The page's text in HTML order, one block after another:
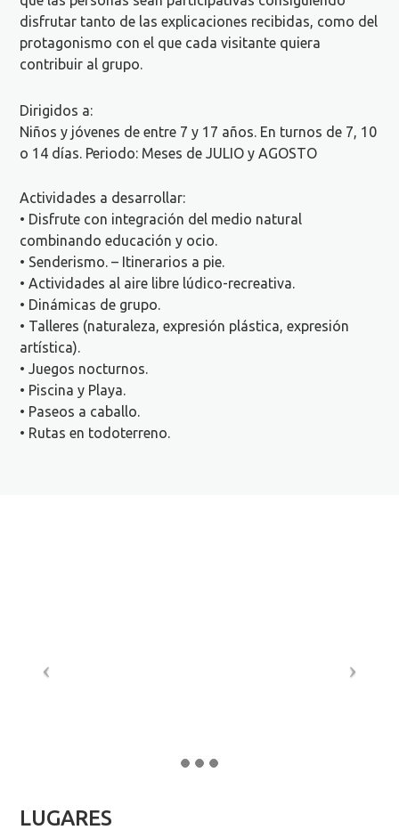
disfrutar tanto de las explicaciones recibidas, como del
protagonismo con el que cada visitante quiera
contribuir al grupo.
Dirigidos a:
Niños y jóvenes de entre 7 y 17 años. En turnos de 7, 10
o 14 días. Periodo: Meses de JULIO y AGOSTO
Actividades a desarrollar:
• Disfrute con integración del medio natural
combinando educación y ocio.
• Senderismo. – Itinerarios a pie.
• Actividades al aire libre lúdico-recreativa.
• Dinámicas de grupo.
• Talleres (naturaleza, expresión plástica, expresión
artística).
• Juegos nocturnos.
• Piscina y Playa.
• Paseos a caballo.
• Rutas en todoterreno.
LUGARES